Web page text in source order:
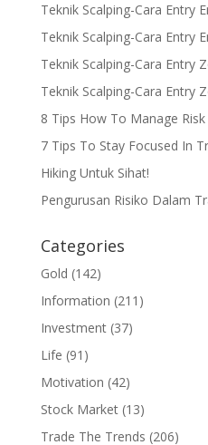
Teknik Scalping-Cara Entry
Teknik Scalping-Cara Entry
Teknik Scalping-Cara Entry
Teknik Scalping-Cara Entry
8 Tips How To Manage
7 Tips To Stay Focused In
Hiking Untuk Sihat!
Pengurusan Risiko Dalam
Categories
Gold (142)
Information (211)
Investment(37)
Life (91)
Motivation (42)
Stock Market(13)
Trade The Trends (206)